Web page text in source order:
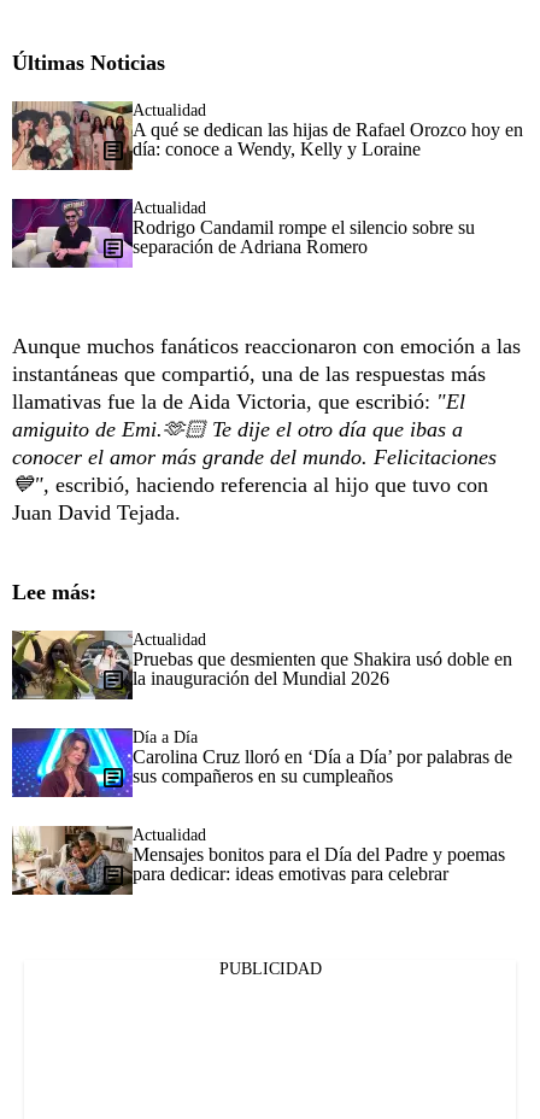
Últimas Noticias
Actualidad
A qué se dedican las hijas de Rafael Orozco hoy en
día: conoce a Wendy, Kelly y Loraine
Actualidad
Rodrigo Candamil rompe el silencio sobre su
separación de Adriana Romero
Aunque muchos fanáticos reaccionaron con emoción a las
instantáneas que compartió, una de las respuestas más
llamativas fue la de Aida Victoria, que escribió: "El
amiguito de Emi.🫶🏻 Te dije el otro día que ibas a
conocer el amor más grande del mundo. Felicitaciones
💙", escribió, haciendo referencia al hijo que tuvo con
Juan David Tejada.
Lee más:
Actualidad
Pruebas que desmienten que Shakira usó doble en
la inauguración del Mundial 2026
Día a Día
Carolina Cruz lloró en ‘Día a Día’ por palabras de
sus compañeros en su cumpleaños
Actualidad
Mensajes bonitos para el Día del Padre y poemas
para dedicar: ideas emotivas para celebrar
PUBLICIDAD